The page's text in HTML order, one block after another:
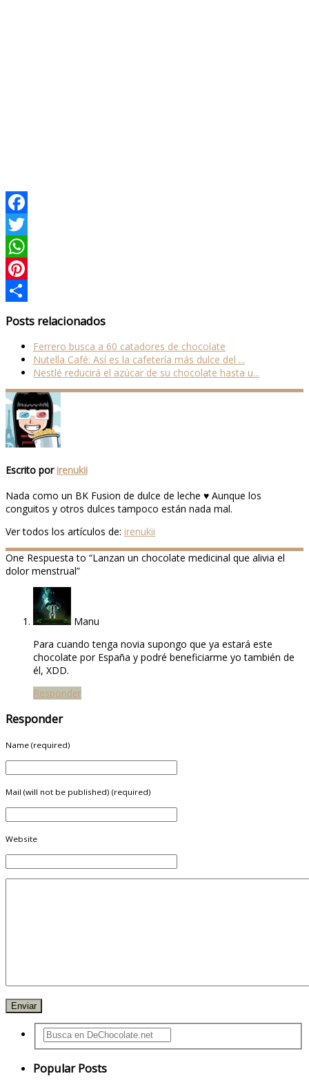
Facebook
Twitter
WhatsApp
Pinterest
Posts relacionados
Ferrero busca a 60 catadores de chocolate
Nutella Café: Así es la cafetería más dulce del ...
Nestlé reducirá el azúcar de su chocolate hasta u...
Escrito por irenukii
Nada como un BK Fusion de dulce de leche ♥ Aunque los
conguitos y otros dulces tampoco están nada mal.
Ver todos los artículos de: irenukii
One Respuesta to “Lanzan un chocolate medicinal que alivia el
dolor menstrual”
Manu
Para cuando tenga novia supongo que ya estará este
chocolate por España y podré beneficiarme yo también de
él, XDD.
Responder
Responder
Name (required)
Mail (will not be published) (required)
Website
Popular Posts